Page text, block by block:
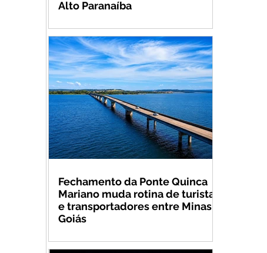
Alto Paranaíba
Fechamento da Ponte Quinca
Mariano muda rotina de turistas
e transportadores entre Minas e
Goiás